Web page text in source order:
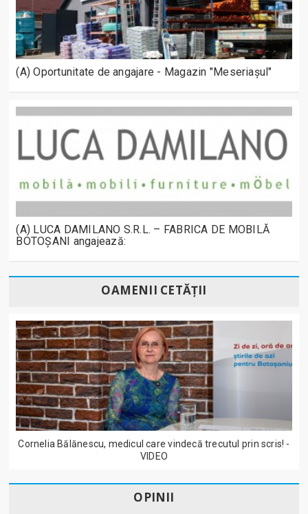
(A) Oportunitate de angajare - Magazin "Meseriașul"
(A) LUCA DAMILANO S.R.L. – FABRICA DE MOBILĂ
BOTOȘANI angajează:
OAMENII CETĂȚII
Cornelia Bălănescu, medicul care vindecă trecutul prin scris! -
VIDEO
OPINII